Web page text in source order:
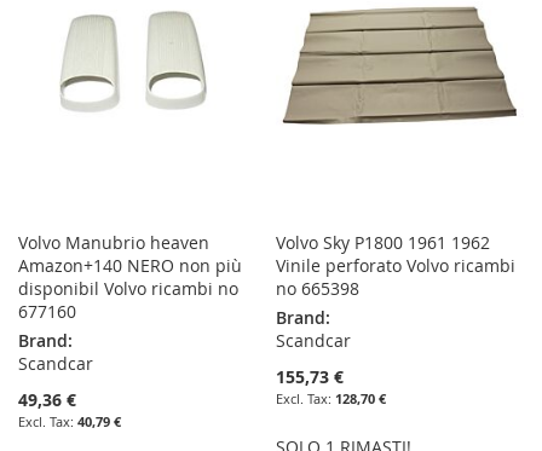
LIST LIST
Volvo Manubrio heaven
Amazon+140 NERO non più
disponibil Volvo ricambi no
677160
Brand:
Scandcar
49,36 €
40,79 €
Volvo Sky P1800 1961 1962
Vinile perforato Volvo ricambi
no 665398
Brand:
Scandcar
155,73 €
128,70 €